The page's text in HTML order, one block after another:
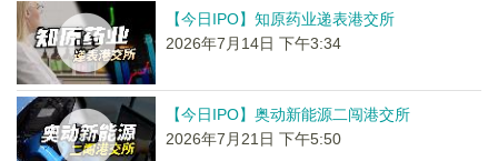
【今日IPO】知原药业递表港交所
2026年7月14日 下午3:34
【今日IPO】奥动新能源二闯港交所
2026年7月21日 下午5:50